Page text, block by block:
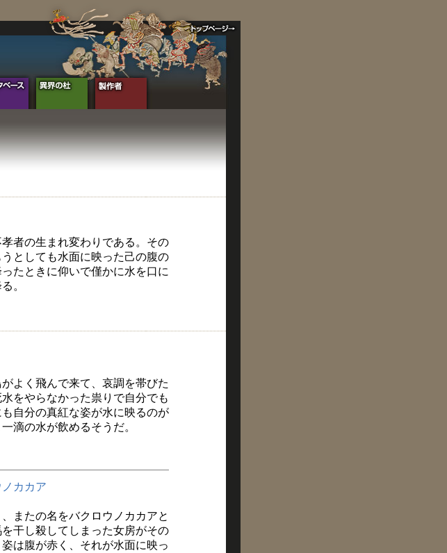
者の生まれ変わりである。その
としても水面に映った己の腹の
たときに仰いで僅かに水を口に
。
よく飛んで来て、哀調を帯びた
をやらなかった祟りで自分でも
自分の真紅な姿が水に映るのが
滴の水が飲めるそうだ。
カカア
またの名をバクロウノカカアと
干し殺してしまった女房がその
は腹が赤く、それが水面に映っ